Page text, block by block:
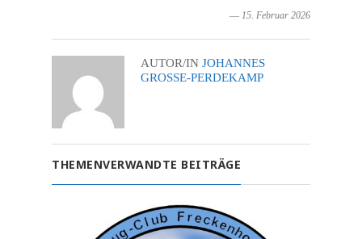
― 15. Februar 2026
AUTOR/IN JOHANNES
GROSSE-PERDEKAMP
THEMENVERWANDTE BEITRÄGE